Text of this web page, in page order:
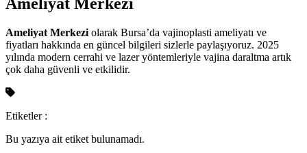
Ameliyat Merkezi
Ameliyat Merkezi olarak Bursa’da vajinoplasti ameliyatı ve
fiyatları hakkında en güncel bilgileri sizlerle paylaşıyoruz. 2025
yılında modern cerrahi ve lazer yöntemleriyle vajina daraltma artık
çok daha güvenli ve etkilidir.
Etiketler :
Bu yazıya ait etiket bulunamadı.